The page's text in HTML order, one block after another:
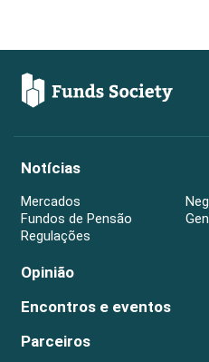
Notícias
Mercados
Fundos de Pensão
Regulações
Opinião
Encontros e eventos
Parceiros